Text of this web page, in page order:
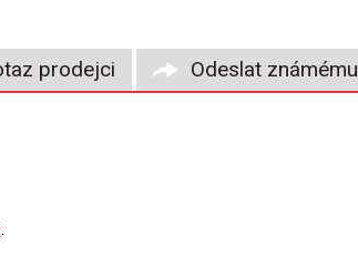
prodejci Odeslat známému
.